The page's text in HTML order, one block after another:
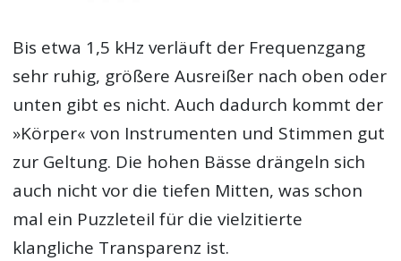
Bis etwa 1,5 kHz verläuft der Frequenzgang
sehr ruhig, größere Ausreißer nach oben oder
unten gibt es nicht. Auch dadurch kommt der
»Körper« von Instrumenten und Stimmen gut
zur Geltung. Die hohen Bässe drängeln sich
auch nicht vor die tiefen Mitten, was schon
mal ein Puzzleteil für die vielzitierte
klangliche Transparenz ist.